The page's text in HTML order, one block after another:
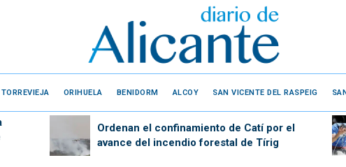
TORREVIEJA ORIHUELA BENIDORM ALCOY SAN VICENTE DEL RASPEIG
Ordenan el confinamiento de Catí por el
avance del incendio forestal de Tírig